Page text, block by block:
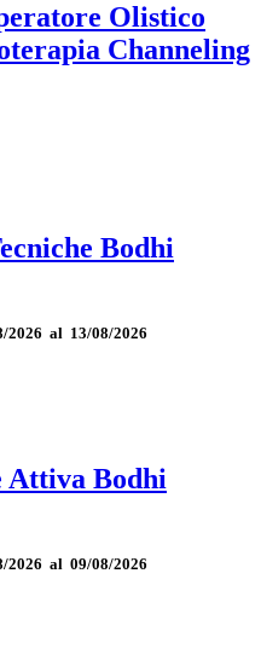
Olistico
Channeling
Bodhi
2026 al 13/08/2026
Bodhi
2026 al 09/08/2026